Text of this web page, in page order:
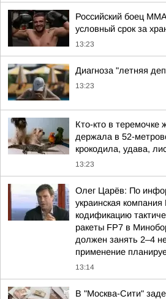
Российский боец
условный срок за
13:23
Диагноза "летняя
13:23
Кто-кто в теремочке
держала в 52-
крокодила, удава,
13:23
Олег Царёв: По
украинская
кодификацию
ракеты FP7 в
должен занять 2–4
применение
13:14
В "Москва-Сити"